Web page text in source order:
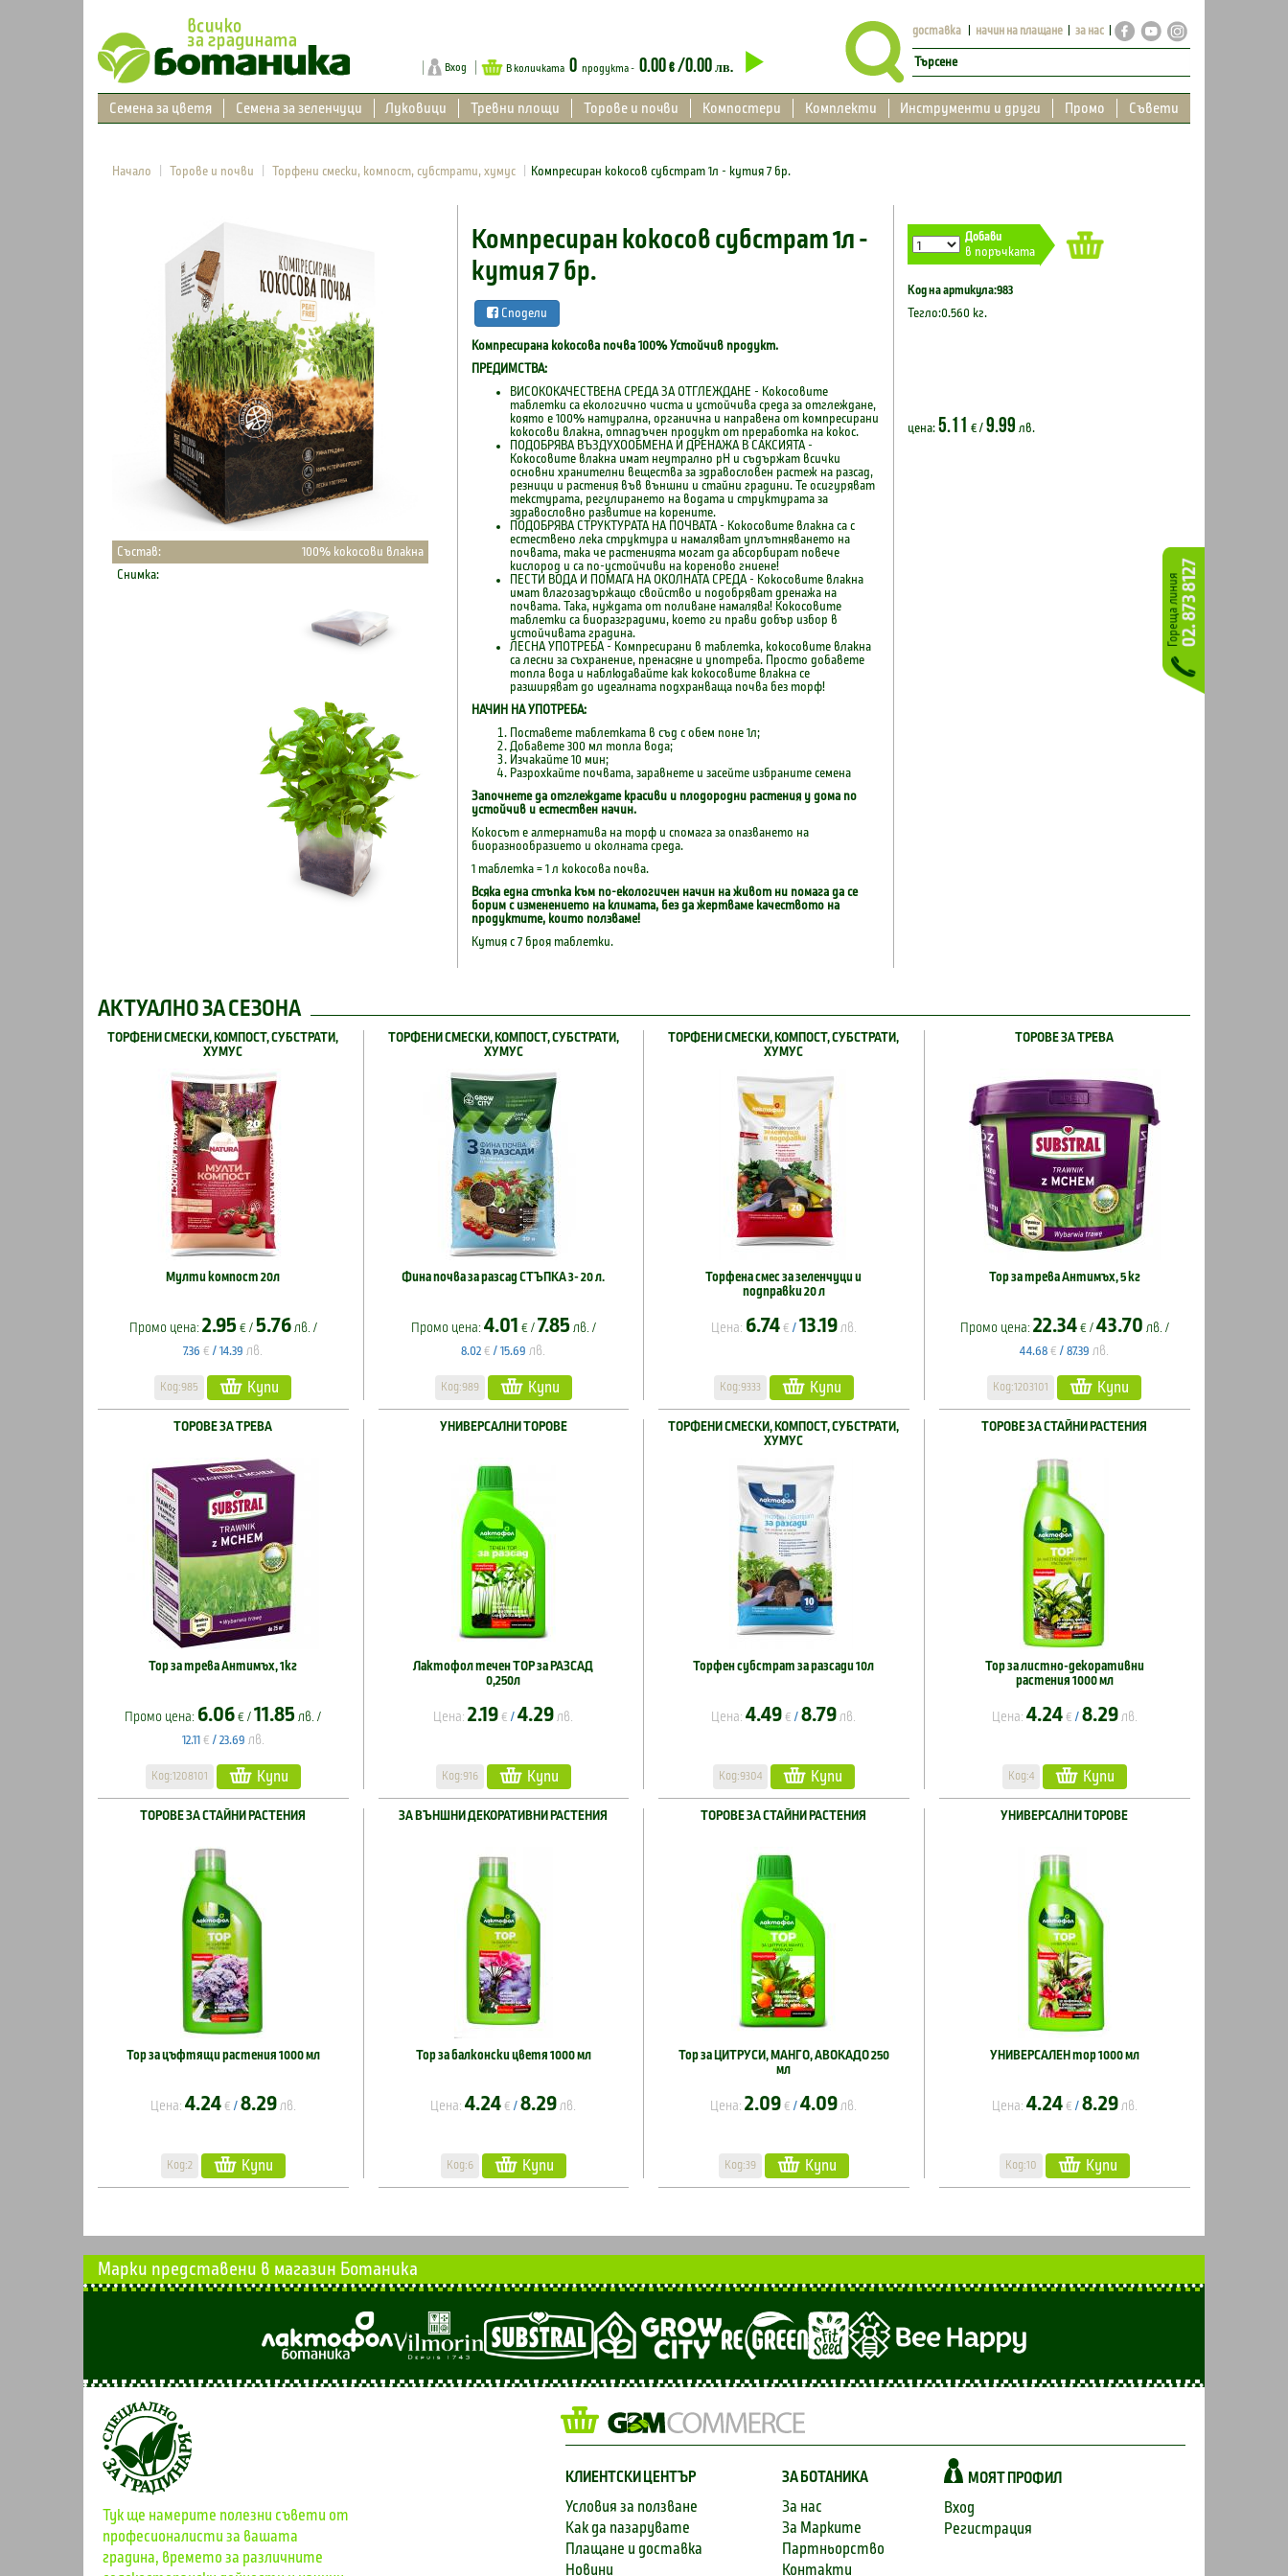
Вход В количката 0 продукта - 0.00€/0.00лв.
доставка начин на плащане за нас
Семена за цветя Семена за зеленчуци Луковици Тревни площи Торове и почви Компостери Комплекти Инструменти и други Промо Съвети
Начало Торове и почви Торфени смески, компост, субстрати, хумус Компресиран кокосов субстрат 1л - кутия 7 бр.
Състав:
100% кокосови влакна
Снимка:
Компресиран кокосов субстрат 1л -
кутия 7 бр.
Сподели
Компресирана кокосова почва 100% Устойчив продукт.
ПРЕДИМСТВА:
ВИСОКОКАЧЕСТВЕНА СРЕДА ЗА ОТГЛЕЖДАНЕ - Кокосовите
таблетки са екологично чиста и устойчива среда за отглеждане,
която е 100% натурална, органична и направена от компресирани
кокосови влакна, отпадъчен продукт от преработка на кокос.
ПОДОБРЯВА ВЪЗДУХООБМЕНА И ДРЕНАЖА В САКСИЯТА -
Кокосовите влакна имат неутрално pH и съдържат всички
основни хранителни вещества за здравословен растеж на разсад,
резници и растения във външни и стайни градини. Те осигуряват
текстурата, регулирането на водата и структурата за
здравословно развитие на корените.
ПОДОБРЯВА СТРУКТУРАТА НА ПОЧВАТА - Кокосовите влакна са с
естествено лека структура и намаляват уплътняването на
почвата, така че растенията могат да абсорбират повече
кислород и са по-устойчиви на кореново гниене!
ПЕСТИ ВОДА И ПОМАГА НА ОКОЛНАТА СРЕДА - Кокосовите влакна
имат влагозадържащо свойство и подобряват дренажа на
почвата. Така, нуждата от поливане намалява! Кокосовите
таблетки са биоразградими, което ги прави добър избор в
устойчивата градина.
ЛЕСНА УПОТРЕБА - Компресирани в таблетка, кокосовите влакна
са лесни за съхранение, пренасяне и употреба. Просто добавете
топла вода и наблюдавайте как кокосовите влакна се
разширяват до идеалната подхранваща почва без торф!
НАЧИН НА УПОТРЕБА:
Поставете таблетката в съд с обем поне 1л;
Добавете 300 мл топла вода;
Изчакайте 10 мин;
Разрохкайте почвата, заравнете и засейте избраните семена
Започнете да отглеждате красиви и плодородни растения у дома по
устойчив и естествен начин.
Кокосът е алтернатива на торф и спомага за опазването на
биоразнообразието и околната среда.
1 таблетка = 1 л кокосова почва.
Всяка една стъпка към по-екологичен начин на живот ни помага да се
борим с изменението на климата, без да жертваме качеството на
продуктите, които ползваме!
Кутия с 7 броя таблетки.
Добави
в поръчката
Код на артикула:983
Тегло:0.560 кг.
цена: 5.11 € / 9.99 лв.
АКТУАЛНО ЗА СЕЗОНА
ТОРФЕНИ СМЕСКИ, КОМПОСТ, СУБСТРАТИ,
ХУМУС
Мулти компост 20л
Промо цена: 2.95 € / 5.76 лв. /
7.36 € /14.39 лв.
Код:985 Купи
ТОРФЕНИ СМЕСКИ, КОМПОСТ, СУБСТРАТИ,
ХУМУС
Фина почва за разсад СТЪПКА 3- 20 л.
Промо цена: 4.01 € / 7.85 лв. /
8.02 € /15.69 лв.
Код:989 Купи
ТОРФЕНИ СМЕСКИ, КОМПОСТ, СУБСТРАТИ,
ХУМУС
Торфена смес за зеленчуци и
подправки 20 л
Цена: 6.74 € / 13.19 лв.
Код:9333 Купи
ТОРОВЕ ЗА ТРЕВА
Тор за трева Антимъх, 5 кг
Промо цена: 22.34 € / 43.70 лв. /
44.68 € /87.39 лв.
Код:1203101 Купи
ТОРОВЕ ЗА ТРЕВА
Тор за трева Антимъх, 1кг
Промо цена: 6.06 € / 11.85 лв. /
12.11 € / 23.69 лв.
Код:1208101 Купи
УНИВЕРСАЛНИ ТОРОВЕ
Лактофол течен ТОР за РАЗСАД
0,250л
Цена: 2.19 € /4.29 лв.
Код:916 Купи
ТОРФЕНИ СМЕСКИ, КОМПОСТ, СУБСТРАТИ,
ХУМУС
Торфен субстрат за разсади 10л
Цена: 4.49 € /8.79 лв.
Код:9304 Купи
ТОРОВЕ ЗА СТАЙНИ РАСТЕНИЯ
Тор за листно-декоративни
растения 1000 мл
Цена: 4.24 € / 8.29 лв.
Код:4 Купи
ТОРОВЕ ЗА СТАЙНИ РАСТЕНИЯ
Тор за цъфтящи растения 1000 мл
Цена: 4.24 € / 8.29 лв.
Код:2 Купи
ЗА ВЪНШНИ ДЕКОРАТИВНИ РАСТЕНИЯ
Тор за балконски цветя 1000 мл
Цена: 4.24 € /8.29 лв.
Код:6 Купи
ТОРОВЕ ЗА СТАЙНИ РАСТЕНИЯ
Тор за ЦИТРУСИ, МАНГО, АВОКАДО 250
мл
Цена: 2.09 € /4.09 лв.
Код:39 Купи
УНИВЕРСАЛНИ ТОРОВЕ
УНИВЕРСАЛЕН тор 1000 мл
Цена: 4.24 € / 8.29 лв.
Код:10 Купи
Марки представени в магазин Ботаника
Тук ще намерите полезни съвети от
професионалисти за вашата
градина, времето за различните
КЛИЕНТСКИ ЦЕНТЪР
Условия за ползване
Как да пазарувате
Плащане и доставка
Новини
ЗА БОТАНИКА
За нас
За Марките
Партньорство
Контакти
МОЯТ ПРОФИЛ
Вход
Регистрация